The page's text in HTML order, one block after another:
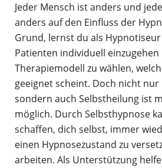
Jeder Mensch ist anders und
anders auf den Einfluss der
Grund, lernst du als
Patienten individuell einzugehen
Therapiemodell zu wählen,
geeignet scheint. Doch nicht
sondern auch Selbstheilung ist
möglich. Durch Selbsthypnose
schaffen, dich selbst, immer
einen Hypnosezustand zu
arbeiten. Als Unterstützung